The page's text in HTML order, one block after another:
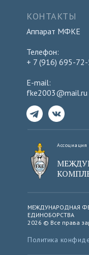
КОНТАКТЫ
Аппарат МФКЕ
Телефон:
+ 7 (916) 695-
E-mail:
fke2003@mail.ru
МЕЖДУНАРОДНАЯ
ЕДИНОБОРСТВА
2026 © Все права
Политика